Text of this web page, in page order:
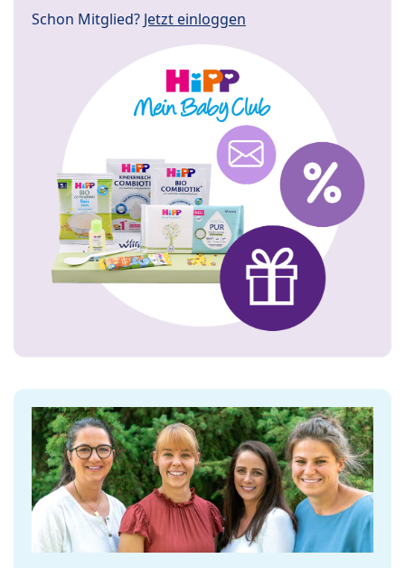
Schon Mitglied? Jetzt einloggen